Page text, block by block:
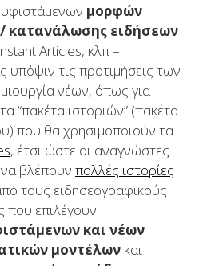
μορφών
κατανάλωσης ειδήσεων
Articles, κλπ –
υπόψιν τις προτιμήσεις των
νέων, όπως για
“πακέτα ιστοριών” (πακέτα
που θα χρησιμοποιούν τα
, έτσι ώστε οι αναγνώστες
βλέπουν πολλές ιστορίες
τους ειδησεογραφικούς
που επιλέγουν.
και νέων
μοντέλων και